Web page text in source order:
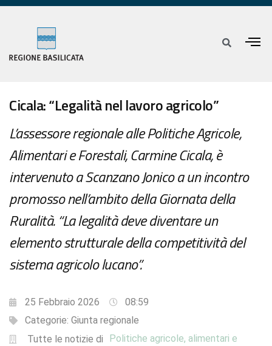
Cicala: “Legalità nel lavoro agricolo”
L’assessore regionale alle Politiche Agricole,
Alimentari e Forestali, Carmine Cicala, è
intervenuto a Scanzano Jonico a un incontro
promosso nell’ambito della Giornata della
Ruralità. “La legalità deve diventare un
elemento strutturale della competitività del
sistema agricolo lucano”.
25 Febbraio 2026
08:59
Categorie: Giunta regionale
Tutte le notizie di
Politiche agricole, alimentari e